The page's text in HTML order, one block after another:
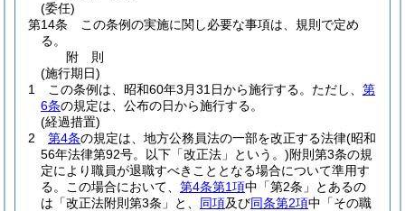
(委任)
第14条
この条例の実施に関し必要な事項は、規則で定め
る。
附 則
(施行期日)
1
この条例は、昭和60年3月31日から施行する。 ただし、 第
6条の規定は、公布の日から施行する。
(経過措置)
2
第4条の規定は、地方公務員法の一部を改正する法律(昭和
56年法律第92号。以下「改正法」という。)附則第3条の規
定により職員が退職すべきこととなる場合について準用す
る。
この場合において、 第4条第1項中「第2条」とあるの
は「改正法附則第3条」と、 同項及び同条第2項中「その職